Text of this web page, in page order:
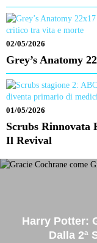
02/05/2026
Grey’s Anatomy
01/05/2026
Scrubs Rinnovata
Il Revival
Harry Potter:
Dalla 2ª